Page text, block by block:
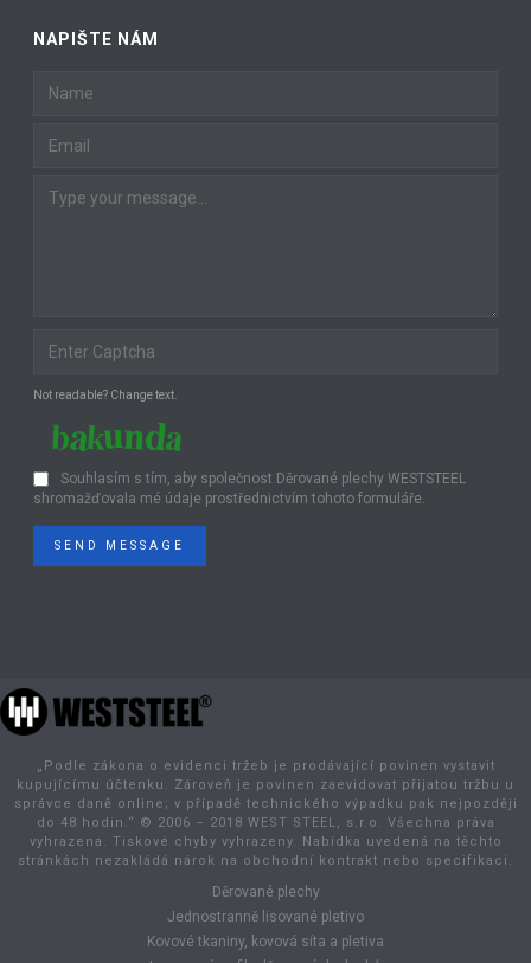
NAPIŠTE NÁM
Not readable? Change text.
Souhlasím s tím, aby společnost Děrované plechy WESTSTEEL
shromažďovala mé údaje prostřednictvím tohoto formuláře.
SEND MESSAGE
„Podle zákona o evidenci tržeb je prodávající povinen vystavit
kupujícímu účtenku. Zároveň je povinen zaevidovat přijatou tržbu u
správce daně online; v případě technického výpadku pak nejpozději
do 48 hodin.“ © 2006 – 2018 WEST STEEL, s.r.o. Všechna práva
vyhrazena. Tiskové chyby vyhrazeny. Nabídka uvedená na těchto
stránkách nezakládá nárok na obchodní kontrakt nebo specifikaci.
Děrované plechy
Jednostranně lisované pletivo
Kovové tkaniny, kovová síta a pletiva